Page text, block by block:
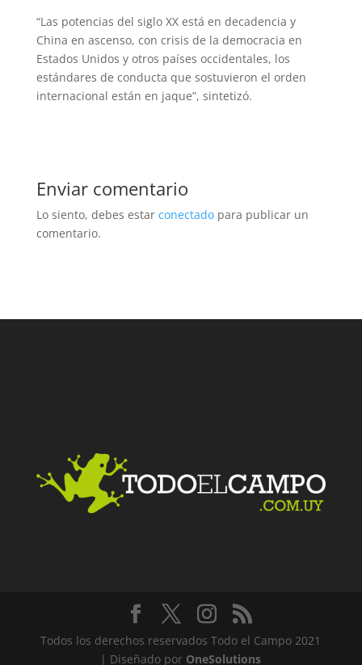
“Las potencias del siglo XX está en decadencia y
China en ascenso, con crisis de la democracia en
Estados Unidos y otros países occidentales, los
estándares de conducta que sostuvieron el orden
internacional están en jaque”, sintetizó.
Enviar comentario
Lo siento, debes estar conectadopara publicar un
comentario.
Todos los derechos reservados Todo el Campo 2021
| Diseñado por OneSolutions
Facebook